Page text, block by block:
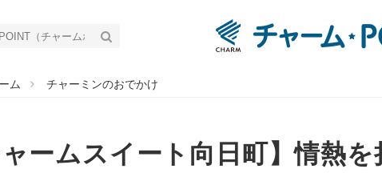
ム チャーミンのおでかけ
ャームスイート向日町】情熱